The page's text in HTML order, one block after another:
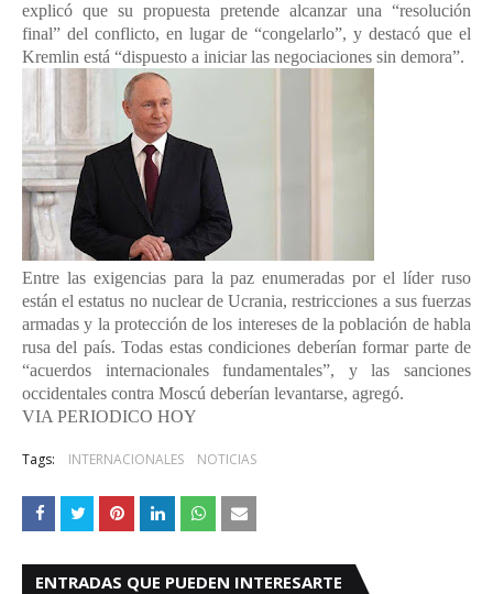
explicó que su propuesta pretende alcanzar una “resolución
final” del conflicto, en lugar de “congelarlo”, y destacó que el
Kremlin está “dispuesto a iniciar las negociaciones sin demora”.
Entre las exigencias para la paz enumeradas por el líder ruso
están el estatus no nuclear de Ucrania, restricciones a sus fuerzas
armadas y la protección de los intereses de la población de habla
rusa del país. Todas estas condiciones deberían formar parte de
“acuerdos internacionales fundamentales”, y las sanciones
occidentales contra Moscú deberían levantarse, agregó.
VIA PERIODICO HOY
Tags: INTERNACIONALES NOTICIAS
ENTRADAS QUE PUEDEN INTERESARTE